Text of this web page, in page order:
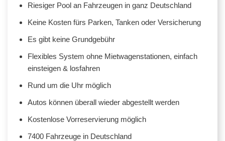
Riesiger Pool an Fahrzeugen in ganz Deutschland
Keine Kosten fürs Parken, Tanken oder Versicherung
Es gibt keine Grundgebühr
Flexibles System ohne Mietwagenstationen, einfach
einsteigen & losfahren
Rund um die Uhr möglich
Autos können überall wieder abgestellt werden
Kostenlose Vorreservierung möglich
7400 Fahrzeuge in Deutschland